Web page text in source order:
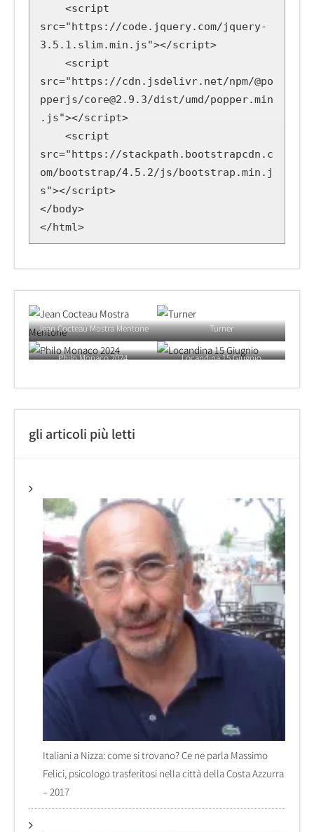
src="https://code.jquery.com/jquery-
3.5.1.slim.min.js"></script>
src="https://cdn.jsdelivr.net/npm/@po
pperjs/core@2.9.3/dist/umd/popper.min
.js"></script>
src="https://stackpath.bootstrapcdn.c
om/bootstrap/4.5.2/js/bootstrap.min.j
s"></script>
</body>
</html>
Jean Cocteau Mostra Mentone Turner
Philo Monaco 2024 Locandina 15 Giugnio
gli articoli più letti
Italiani a Nizza: come si trovano? Ce ne parla Massimo
Felici, psicologo trasferitosi nella città della Costa Azzurra
– 2017